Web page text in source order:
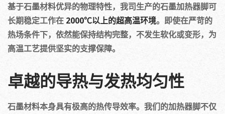
基于石墨材料优异的物理特性，我司生产的石墨加热器脚可
长期稳定工作在 2000℃以上的超高温环境。即使在严苛的
热场条件下，依然能保持结构完整，不发生软化或变形，为
高温工艺提供坚实的支撑保障。
卓越的导热与发热均匀性
石墨材料本身具有极高的热传导效率。我们的加热器脚不仅